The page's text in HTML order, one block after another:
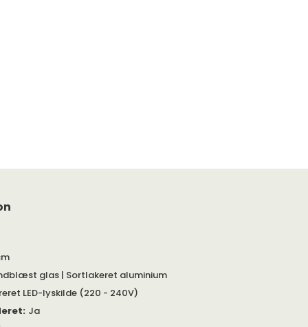
glas | Sortlakeret aluminium
LED-lyskilde (220 - 240V)
: Ja